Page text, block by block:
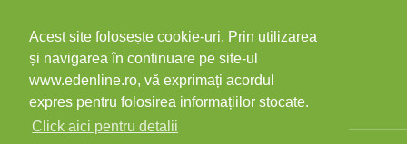
Acest site folosește cookie-uri. Prin utilizarea
și navigarea în continuare pe site-ul
www.edenline.ro, vă exprimați acordul
expres pentru folosirea informațiilor stocate.
Click aici pentru detalii
Solicitare date personale
ANPC
Contact